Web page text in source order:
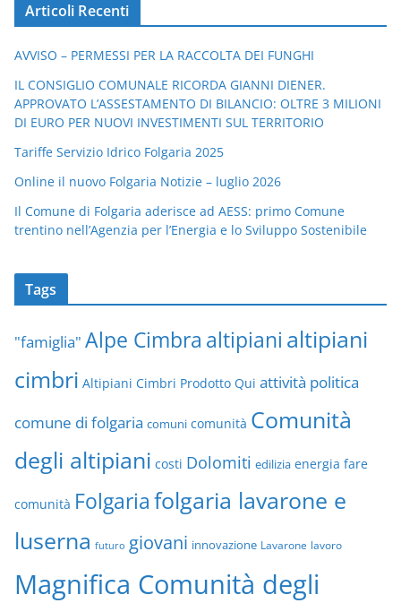
Articoli Recenti
AVVISO – PERMESSI PER LA RACCOLTA DEI FUNGHI
IL CONSIGLIO COMUNALE RICORDA GIANNI DIENER.
APPROVATO L’ASSESTAMENTO DI BILANCIO: OLTRE 3 MILIONI
DI EURO PER NUOVI INVESTIMENTI SUL TERRITORIO
Tariffe Servizio Idrico Folgaria 2025
Online il nuovo Folgaria Notizie – luglio 2026
Il Comune di Folgaria aderisce ad AESS: primo Comune
trentino nell’Agenzia per l’Energia e lo Sviluppo Sostenibile
Tags
"famiglia" Alpe Cimbra altipiani altipiani
cimbri Altipiani Cimbri Prodotto Qui attività politica
comune di folgaria comuni comunità Comunità
degli altipiani costi Dolomiti edilizia energia fare
comunità Folgariafolgaria lavarone e
luserna futuro giovani innovazione Lavarone lavoro
Magnifica Comunità degli